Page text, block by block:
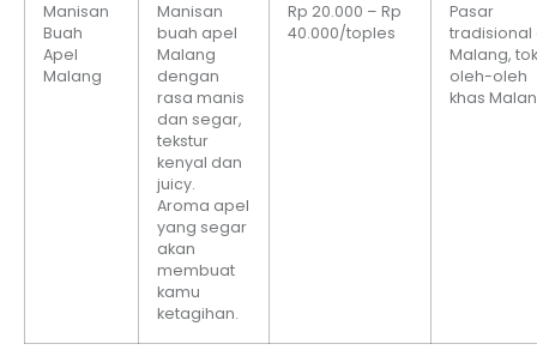
Manisan
Buah
Apel
Malang
Manisan
buah apel
Malang
dengan
rasa manis
dan segar,
tekstur
kenyal dan
juicy.
Aroma apel
yang segar
akan
membuat
kamu
ketagihan.
Rp 20.000 – Rp
40.000/toples
Pasar
tradisional
Malang,
oleh-oleh
khas